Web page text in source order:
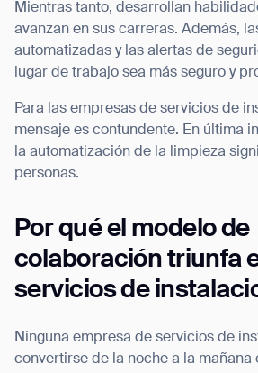
Mientras tanto, desarrollan
avanzan en sus carreras. Además,
automatizadas y las alertas de
lugar de trabajo sea más seguro y
Para las empresas de servicios de
mensaje es contundente. En última
la automatización de la limpieza
personas.
Por qué el modelo de
colaboración triunfa
servicios de
Ninguna empresa de servicios de
convertirse de la noche a la mañana